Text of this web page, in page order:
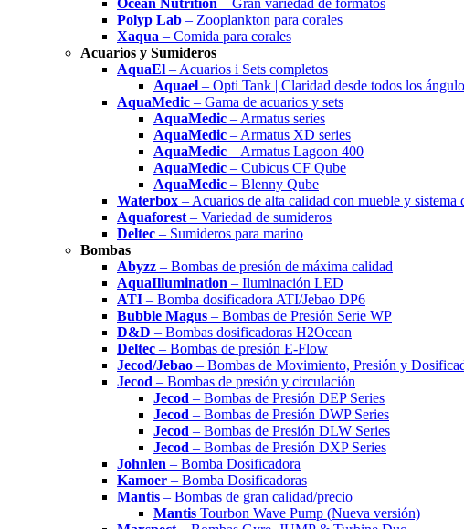
Ocean Nutrition – Gran variedad de formatos
Polyp Lab – Zooplankton para corales
Xaqua – Comida para corales
Acuarios y Sumideros
AquaEl – Acuarios i Sets completos
Aquael – Opti Tank | Claridad desde todos los
AquaMedic – Gama de acuarios y sets
AquaMedic – Armatus series
AquaMedic – Armatus XD series
AquaMedic – Armatus Lagoon 400
AquaMedic – Cubicus CF Qube
AquaMedic – Blenny Qube
Waterbox – Acuarios de alta calidad con mueble y sistema
Aquaforest – Variedad de sumideros
Deltec – Sumideros para marino
Bombas
Abyzz – Bombas de presión de máxima calidad
AquaIllumination – Iluminación LED
ATI – Bomba dosificadora ATI/Jebao DP6
Bubble Magus – Bombas de Presión Serie WP
D&D – Bombas dosificadoras H2Ocean
Deltec – Bombas de presión E-Flow
Jecod/Jebao – Bombas de Movimiento, Presión y
Jecod – Bombas de presión y circulación
Jecod – Bombas de Presión DEP Series
Jecod – Bombas de Presión DWP Series
Jecod – Bombas de Presión DLW Series
Jecod – Bombas de Presión DXP Series
Johnlen – Bomba Dosificadora
Kamoer – Bomba Dosificadoras
Mantis – Bombas de gran calidad/precio
Mantis Tourbon Wave Pump (Nueva versión)